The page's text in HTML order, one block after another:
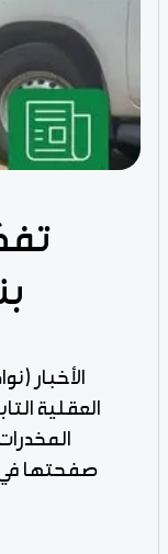
الأخبار
العقلية